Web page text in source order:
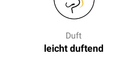
Duft
leicht duftend